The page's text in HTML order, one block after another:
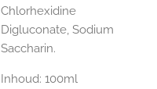
Chlorhexidine
Digluconate, Sodium
Saccharin.
Inhoud: 100ml